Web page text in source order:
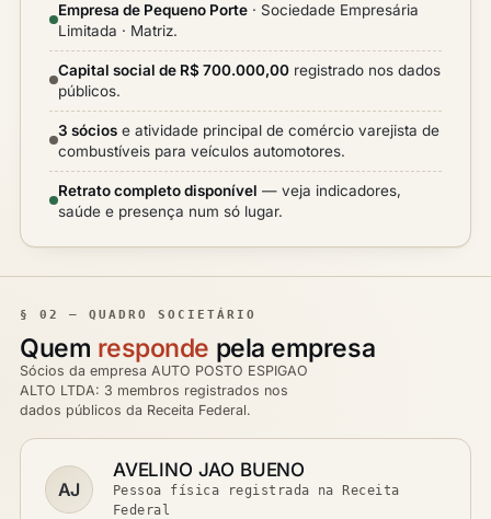
Empresa de Pequeno Porte · Sociedade Empresária
Limitada · Matriz.
Capital social de R$ 700.000,00 registrado nos dados
públicos.
3 sócios e atividade principal de comércio varejista de
combustíveis para veículos automotores.
Retrato completo disponível — veja indicadores,
saúde e presença num só lugar.
§ 02 — QUADRO SOCIETÁRIO
Quem responde pela empresa
Sócios da empresa AUTO POSTO ESPIGAO
ALTO LTDA: 3 membros registrados nos
dados públicos da Receita Federal.
AJ
AVELINO JAO BUENO
Pessoa física registrada na Receita
Federal